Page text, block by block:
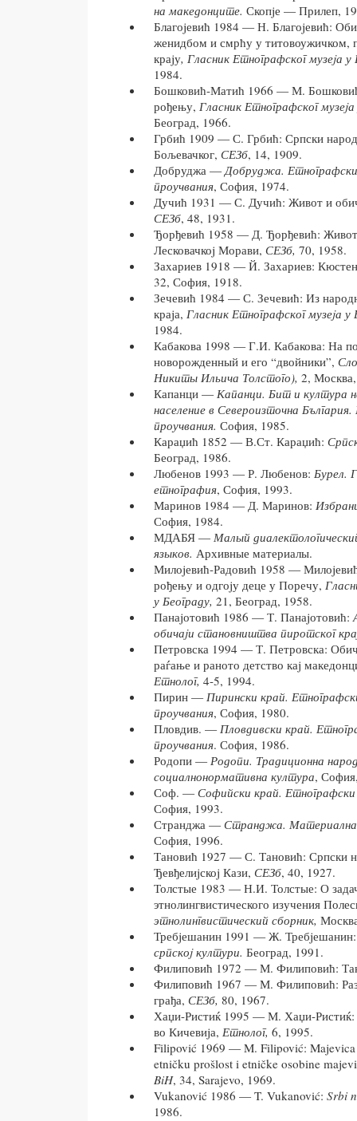
на македонците. Скопjе — Прилеп,
Благоjевић 1984 — Н. Благоjевић:
женидбом и смрћу у титовоужичком,
краjу, Гласник Етнографског музеjа у
1984.
Бошковић-Матић 1966 — М.
рођењу, Гласник Етнографског
Београд, 1966.
Грбић 1909 — С. Грбић: Српски
Бољевачког, СЕЗб, 14, 1909.
Добруджа —Добруджа.
проучвания, София, 1974.
Дучић 1931 — С. Дучић: Живот и
СЕЗб, 48, 1931.
Ђорђевић 1958 — Д. Ђорђевић:
Лесковачкоj Морави, СЕЗб, 70, 1958.
Захариев 1918 — Й. Захариев:
32, София, 1918.
Зечевић 1984 — С. Зечевић: Из
краjа, Гласник Етнографског музеjа у
1984.
Кабакова 1998 — Г.И. Кабакова: На
новорожденный и его “двойники”,
Никиты Ильича Толстого), 2,
Капанци — Капанци. Бит и култура
население в Североизточна
проучвания. София, 1985.
Караџић 1852 — В.Ст. Караџић:
Београд, 1986.
Любенов 1993 — Р. Любенов: Бурел.
етнография, София, 1993.
Маринов 1984 — Д. Маринов:
София, 1984.
МДАБЯ — Малый
языков. Архивные материалы.
Милоjевић-Радовић 1958 —
рођењу и одгоjу деце у Поречу,
у Београду, 21, Београд, 1958.
Панаjотовић 1986 — Т. Панаjотовић:
обичаjи становништва пиротског
Петровска 1994 — Т. Петровска:
раѓање и раното детство каj
Етнолог, 4-5, 1994.
Пирин — Пирински край.
проучвания, София, 1980.
Пловдив. — Пловдивски край.
проучвания. София, 1986.
Родопи — Родопи. Традиционна
социалнонормативна култура,
Соф. — Софийски край. Етнографски
София, 1993.
Странджа — Странджа. Материална
София, 1996.
Тановић 1927 — С. Тановић: Српски
Ђевђелиjскоj Кази, СЕЗб, 40, 1927.
Толстые 1983 — Н.И. Толстые: О
этнолингвистического изучения
этнолингвистический сборник,
Требjешанин 1991 — Ж.
српскоj култури. Београд, 1991.
Филиповић 1972 — М. Филиповић:
Филиповић 1967 — М. Филиповић:
грађа, СЕЗб, 80, 1967.
Хаџи-Ристиќ 1995 — М. Хаџи-Ристиќ:
во Кичевиjа, Етнолог, 6, 1995.
Filipović 1969 — M. Filipović: Majevica
etničku prošlost i etničke osobine
BiH, 34, Sarajevo, 1969.
Vukanović 1986 — T. Vukanović: Srbi
1986.